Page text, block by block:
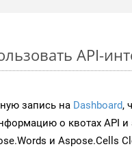
API-
запись на Dashboard,
о квотах API и
и Aspose.Cells